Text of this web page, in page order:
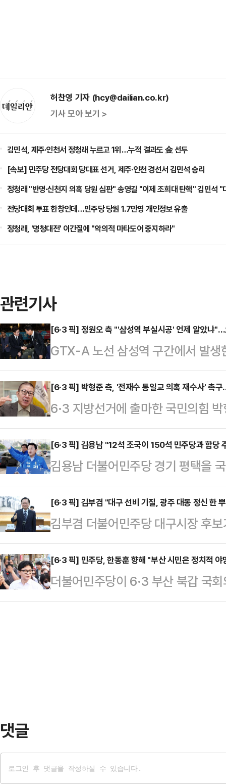
허찬영 기자 (hcy@dailian.co.kr)
기사 모아 보기 >
김민석, 제주·인천서 정청래 누르고 1위…누적 결과도 金 선두
[속보] 민주당 전당대회 당대표 선거, 제주·인천 경선서 김민석 승리
정청래 "반명·신천지 의혹 당원 심판" 송영길 "이제 조희대 탄핵" 김민석 "
전당대회 투표 한창인데…민주당 당원 1.7만명 개인정보 유출
정청래, '명청대전' 이간질에 "악의적 마타도어 중지하라"
관련기사
[6·3 픽] 정원오 측 "'삼성역 부실시공' 언제 알았냐
GTX-A 노선 삼성역 구간에서 발생
여야 서울시장 후보 간 공방이 치열
사 관련 책임자가 오세훈 국민의힘
보 측은 안전상 문제를 차단했다며
정 후보 선거대책위원회의 박경미
대건설 측의 과실'이라고 했지만,
가 오 후보임을 명백히 밝히고 있다
자라는 사실을…
[6·3 픽] 박형준 측, '전재수 통일교 의혹 재수사' 촉
6·3 지방선거에 출마한 국민의힘
수본 수사는 전형적인 '야당유죄 여
후보의 통일교 금품수수 의혹 사건
시당위원장과 조승환 선대위 해양
18일 부산지방검찰청 민원실을 찾
재수사를 요구하는 진정서를 제출
의혹을 재수사해야 한다"고 요구했
지난달 10일 전 후보의 뇌…
[6·3 픽] 김용남 "12석 조국이 150석 민주당과 합당
김용남 더불어민주당 경기 평택을
민주당과의 합당을 주도하겠다'는
석 의석을 가진 당이 150석이 넘는
완전 전도된 것 아닌가"라고 말했
'장성철의 뉴스명당'에서 "논리적으
이 10배 이상 큰 당과의 합당을 주
다"고 했다.앞서 조국 후보는 지난
주진보 …
[6·3 픽] 김부겸 "대구 선비 기질, 광주 대동 정신 한
김부겸 더불어민주당 대구시장 후
호남의 벽을 허물고 대구와 광주,
다.김부겸 후보는 18일 자신의 페
거운 광주 대동 정신은 불의에 맞서
대구 시민들께 5·18은 단순한 남의
[6·3 픽] 민주당, 한동훈 향해 "부산 시민은 정치적 야
더불어민주당이 6·3 부산 북갑 국
후보를 향해 "부산 시민은 정치적
댓글